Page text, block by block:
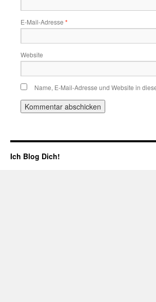
E-Mail-Adresse *
Website
Name, E-Mail-Adresse und Website in
Ich Blog Dich!